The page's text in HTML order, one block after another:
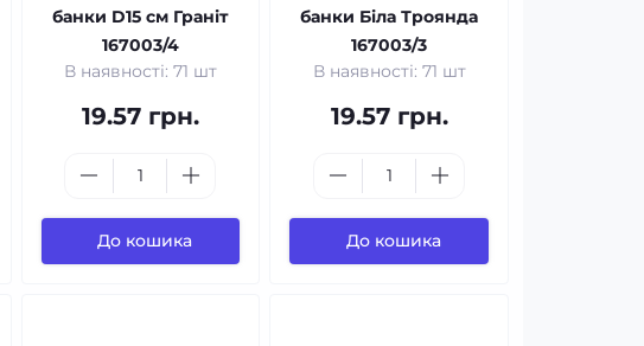
банки D15 см Граніт
167003/4
В наявності: 71 шт
19.57 грн.
До кошика
банки Біла Троянда
167003/3
В наявності: 71 шт
19.57 грн.
До кошика